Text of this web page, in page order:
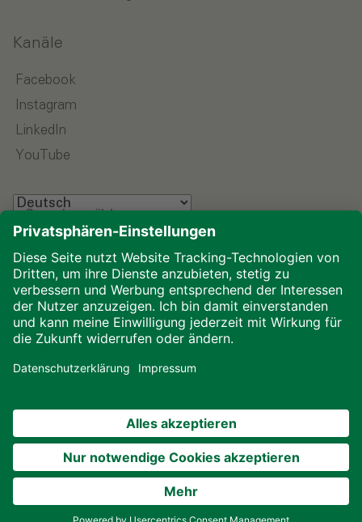
Kanäle
Facebook
Instagram
LinkedIn
YouTube
Impressum
Datenschutz
Downloads
Cookies
© 2026 ALHO Systembau – Ein Unternehmen der
ALHO Gruppe